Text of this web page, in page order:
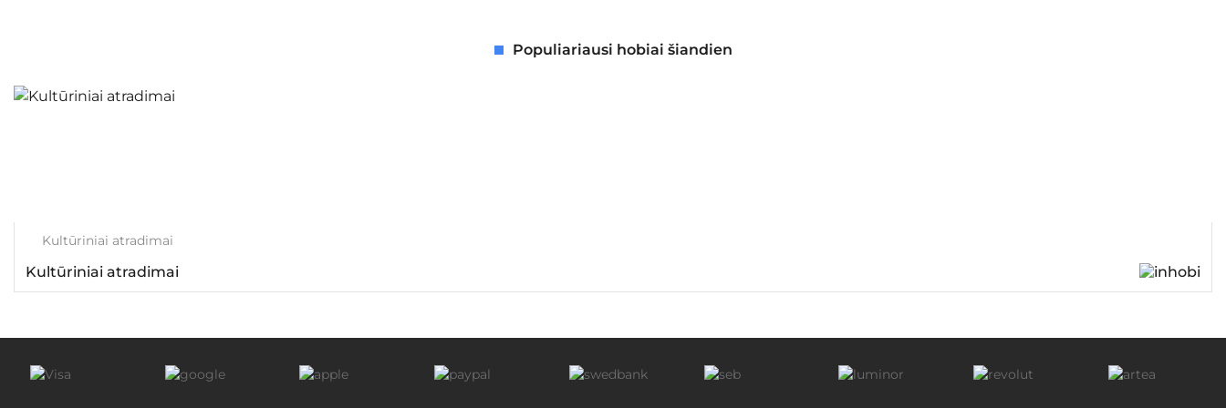
Populiariausi hobiai šiandien
Kultūriniai atradimai
Kultūriniai atradimai